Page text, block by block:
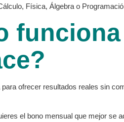
Física, Álgebra o
funciona
ofrecer resultados reales sin
el bono mensual que mejor se